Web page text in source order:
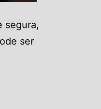
segura,
ser